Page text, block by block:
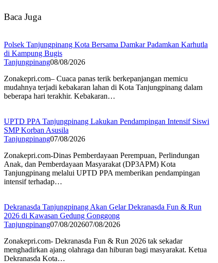
Baca Juga
Polsek Tanjungpinang Kota Bersama Damkar Padamkan Karhutla
di Kampung Bugis
Tanjungpinang08/08/2026
Zonakepri.com– Cuaca panas terik berkepanjangan memicu
mudahnya terjadi kebakaran lahan di Kota Tanjungpinang dalam
beberapa hari terakhir. Kebakaran…
UPTD PPA Tanjungpinang Lakukan Pendampingan Intensif Siswi
SMP Korban Asusila
Tanjungpinang07/08/2026
Zonakepri.com-Dinas Pemberdayaan Perempuan, Perlindungan
Anak, dan Pemberdayaan Masyarakat (DP3APM) Kota
Tanjungpinang melalui UPTD PPA memberikan pendampingan
intensif terhadap…
Dekranasda Tanjungpinang Akan Gelar Dekranasda Fun & Run
2026 di Kawasan Gedung Gonggong
Tanjungpinang07/08/202607/08/2026
Zonakepri.com- Dekranasda Fun & Run 2026 tak sekadar
menghadirkan ajang olahraga dan hiburan bagi masyarakat. Ketua
Dekranasda Kota…